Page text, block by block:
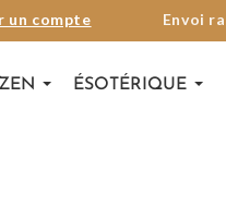
un compte Envoi
ÉSOTÉRIQUE